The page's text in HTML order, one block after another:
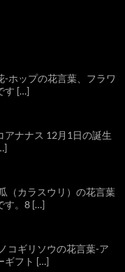
ホップの花言葉、フラワ
す […]
アナナス 12月1日の誕生
（カラスウリ）の花言葉
す。8 […]
コギリソウの花言葉-ア
ギフト […]